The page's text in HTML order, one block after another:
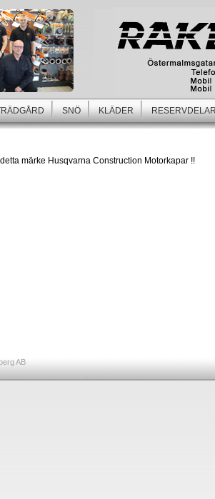
SNÖ KLÄDER
märke Husqvarna Construction Motorkapar !!
AB